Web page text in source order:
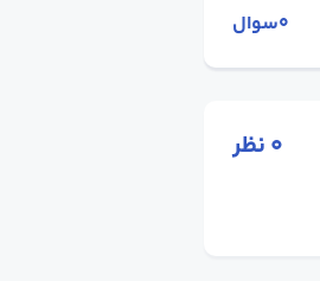
0سوال
0نظر